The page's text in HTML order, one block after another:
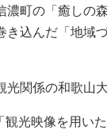
濃町の「癒しの
き込んだ「地域
関係の和歌山
光映像を用い